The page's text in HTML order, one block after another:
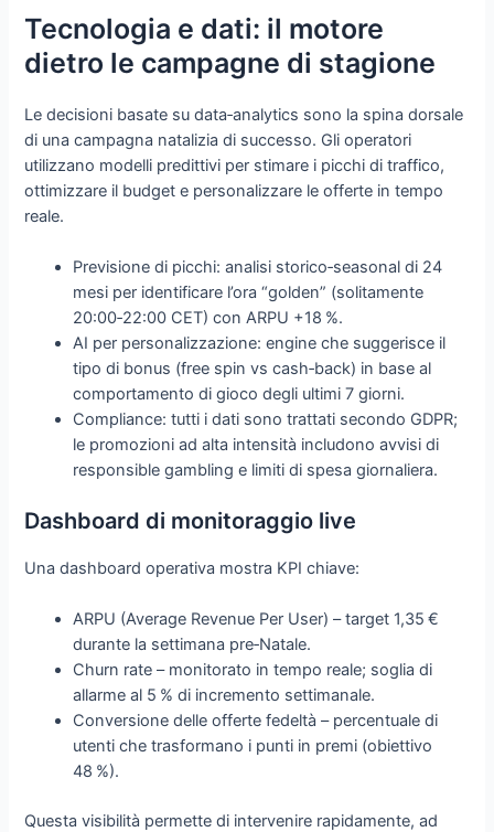
Tecnologia e dati: il motore
dietro le campagne di stagione
Le decisioni basate su data‑analytics sono la spina dorsale
di una campagna natalizia di successo. Gli operatori
utilizzano modelli predittivi per stimare i picchi di traffico,
ottimizzare il budget e personalizzare le offerte in tempo
reale.
Previsione di picchi: analisi storico‑seasonal di 24
mesi per identificare l’ora “golden” (solitamente
20:00‑22:00 CET) con ARPU +18 %.
AI per personalizzazione: engine che suggerisce il
tipo di bonus (free spin vs cash‑back) in base al
comportamento di gioco degli ultimi 7 giorni.
Compliance: tutti i dati sono trattati secondo GDPR;
le promozioni ad alta intensità includono avvisi di
responsible gambling e limiti di spesa giornaliera.
Dashboard di monitoraggio live
Una dashboard operativa mostra KPI chiave:
ARPU (Average Revenue Per User) – target 1,35 €
durante la settimana pre‑Natale.
Churn rate – monitorato in tempo reale; soglia di
allarme al 5 % di incremento settimanale.
Conversione delle offerte fedeltà – percentuale di
utenti che trasformano i punti in premi (obiettivo
48 %).
Questa visibilità permette di intervenire rapidamente, ad